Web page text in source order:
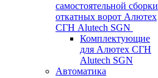
самостоятельной сборки
откатных ворот Алютех
СГН Alutech SGN
Комплектующие
для Алютех СГН
Alutech SGN
Автоматика